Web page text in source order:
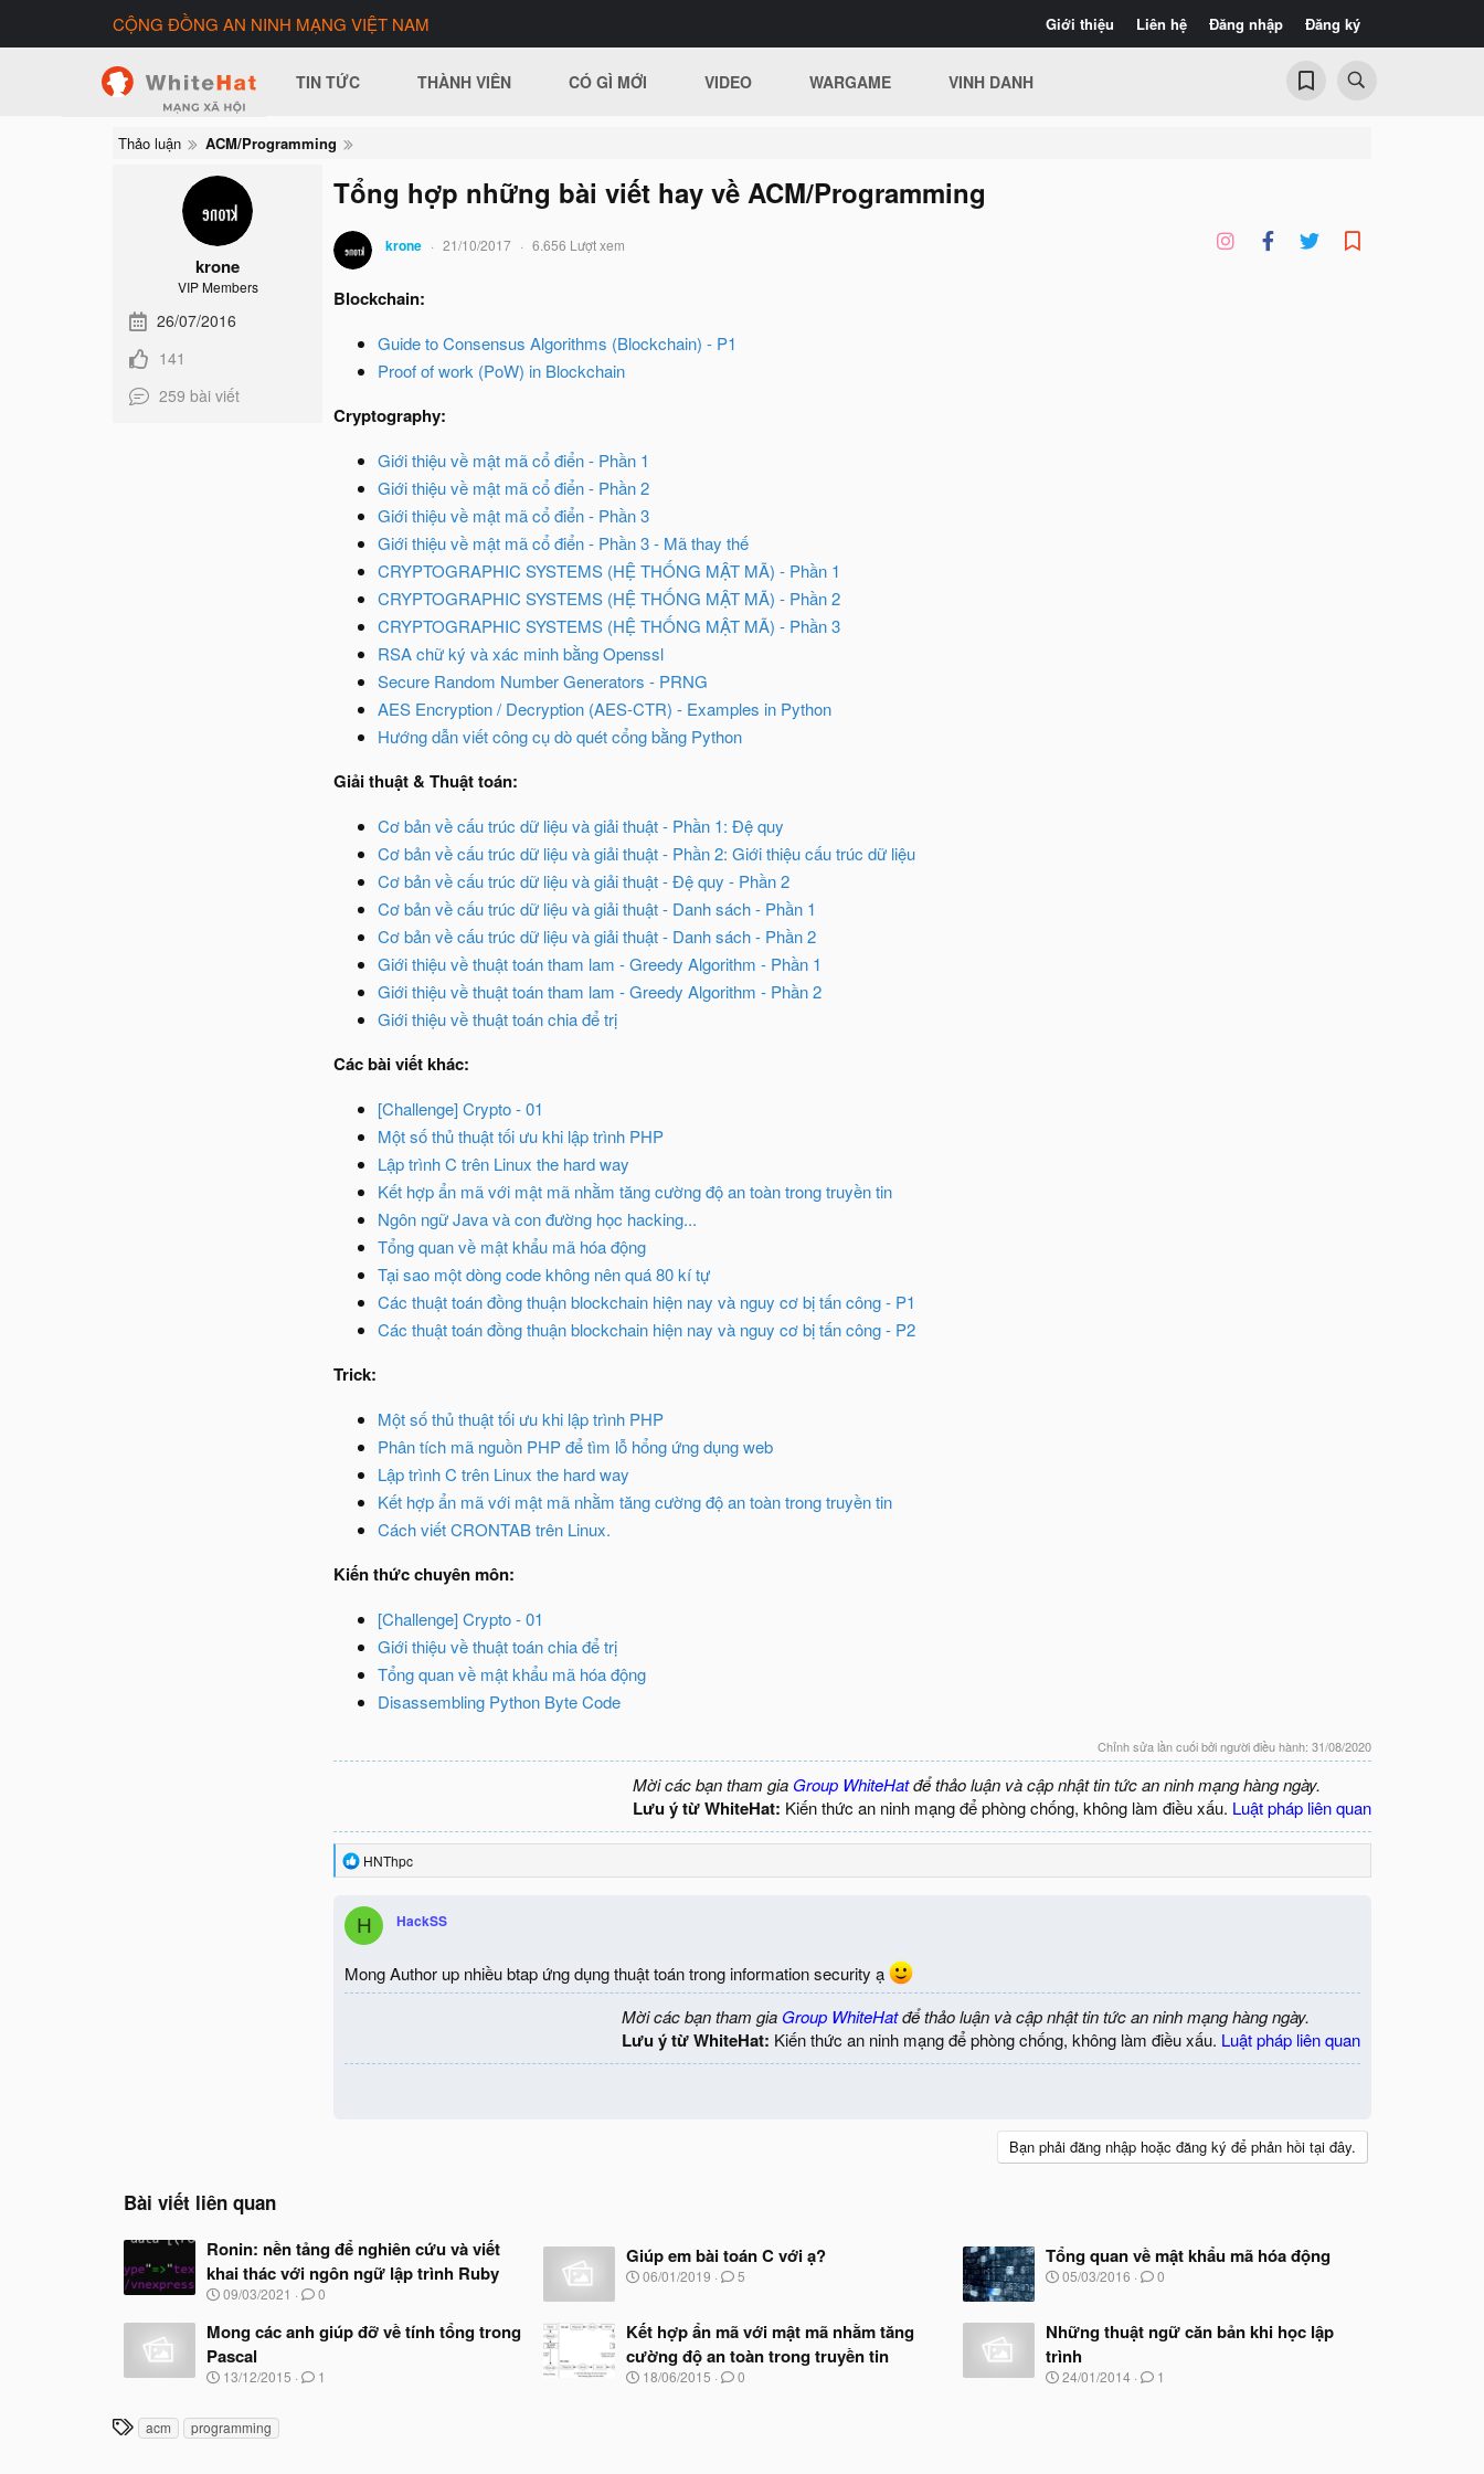
Giới thiệu Liên hệ Đăng nhập Đăng ký
CỘNG ĐỒNG AN NINH MẠNG VIỆT NAM
TIN TỨC THÀNH VIÊN CÓ GÌ MỚI VIDEO WARGAME VINH DANH
Thảo luận ACM/Programming
krone
VIP Members
26/07/2016
141
259 bài viết
Tổng hợp những bài viết hay về ACM/Programming
krone 21/10/2017 6.656 Lượt xem
Blockchain:
Guide to Consensus Algorithms (Blockchain) - P1
Proof of work (PoW) in Blockchain
Cryptography:
Giới thiệu về mật mã cổ điển - Phần 1
Giới thiệu về mật mã cổ điển - Phần 2
Giới thiệu về mật mã cổ điển - Phần 3
Giới thiệu về mật mã cổ điển - Phần 3 - Mã thay thế
CRYPTOGRAPHIC SYSTEMS (HỆ THỐNG MẬT MÃ) - Phần 1
CRYPTOGRAPHIC SYSTEMS (HỆ THỐNG MẬT MÃ) - Phần 2
CRYPTOGRAPHIC SYSTEMS (HỆ THỐNG MẬT MÃ) - Phần 3
RSA chữ ký và xác minh bằng Openssl
Secure Random Number Generators - PRNG
AES Encryption / Decryption (AES-CTR) - Examples in Python
Hướng dẫn viết công cụ dò quét cổng bằng Python
Giải thuật & Thuật toán:
Cơ bản về cấu trúc dữ liệu và giải thuật - Phần 1: Đệ quy
Cơ bản về cấu trúc dữ liệu và giải thuật - Phần 2: Giới thiệu cấu trúc dữ liệu
Cơ bản về cấu trúc dữ liệu và giải thuật - Đệ quy - Phần 2
Cơ bản về cấu trúc dữ liệu và giải thuật - Danh sách - Phần 1
Cơ bản về cấu trúc dữ liệu và giải thuật - Danh sách - Phần 2
Giới thiệu về thuật toán tham lam - Greedy Algorithm - Phần 1
Giới thiệu về thuật toán tham lam - Greedy Algorithm - Phần 2
Giới thiệu về thuật toán chia để trị
Các bài viết khác:
[Challenge] Crypto - 01
Một số thủ thuật tối ưu khi lập trình PHP
Lập trình C trên Linux the hard way
Kết hợp ẩn mã với mật mã nhằm tăng cường độ an toàn trong truyền tin
Ngôn ngữ Java và con đường học hacking...
Tổng quan về mật khẩu mã hóa động
Tại sao một dòng code không nên quá 80 kí tự
Các thuật toán đồng thuận blockchain hiện nay và nguy cơ bị tấn công - P1
Các thuật toán đồng thuận blockchain hiện nay và nguy cơ bị tấn công - P2
Trick:
Một số thủ thuật tối ưu khi lập trình PHP
Phân tích mã nguồn PHP để tìm lỗ hổng ứng dụng web
Lập trình C trên Linux the hard way
Kết hợp ẩn mã với mật mã nhằm tăng cường độ an toàn trong truyền tin
Cách viết CRONTAB trên Linux.
Kiến thức chuyên môn:
[Challenge] Crypto - 01
Giới thiệu về thuật toán chia để trị
Tổng quan về mật khẩu mã hóa động
Disassembling Python Byte Code
Chỉnh sửa lần cuối bởi người điều hành: 31/08/2020
Mời các bạn tham gia Group WhiteHatđể thảo luận và cập nhật tin tức an ninh mạng hàng ngày.
Lưu ý từ WhiteHat: Kiến thức an ninh mạng để phòng chống, không làm điều xấu. Luật pháp liên quan
R
e
c
t
i
n
s
HNThpc
H HackSS
Mong Author up nhiều btap ứng dụng thuật toán trong information security ạ
Mời các bạn tham gia Group WhiteHatđể thảo luận và cập nhật tin tức an ninh mạng hàng ngày.
Lưu ý từ WhiteHat: Kiến thức an ninh mạng để phòng chống, không làm điều xấu. Luật pháp liên quan
Bạn phải đăng nhập hoặc đăng ký để phản hồi tại đây.
Bài viết liên quan
Ronin: nền tảng để nghiên cứu và viết
khai thác với ngôn ngữ lập trình Ruby
N
à
b
ắ
đ
ầ
09/03/2021 0
Giúp em bài toán C với ạ?
N
y
ắ
t
06/01/2019 5
Tổng quan về mật khẩu mã hóa động
N
y
ắ
t
05/03/2016 0
Mong các anh giúp đỡ về tính tổng trong
Pascal
N
y
13/12/2015 1
Kết hợp ẩn mã với mật mã nhằm tăng
cường độ an toàn trong truyền tin
N
18/06/2015 0
Những thuật ngữ căn bản khi học lập
trình
N
24/01/2014 1
Tacm programming